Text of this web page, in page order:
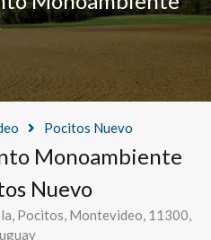
Pocitos Nuevo
Monoambiente
Nuevo
Pocitos, Montevideo, 11300,